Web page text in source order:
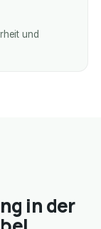
und
in der